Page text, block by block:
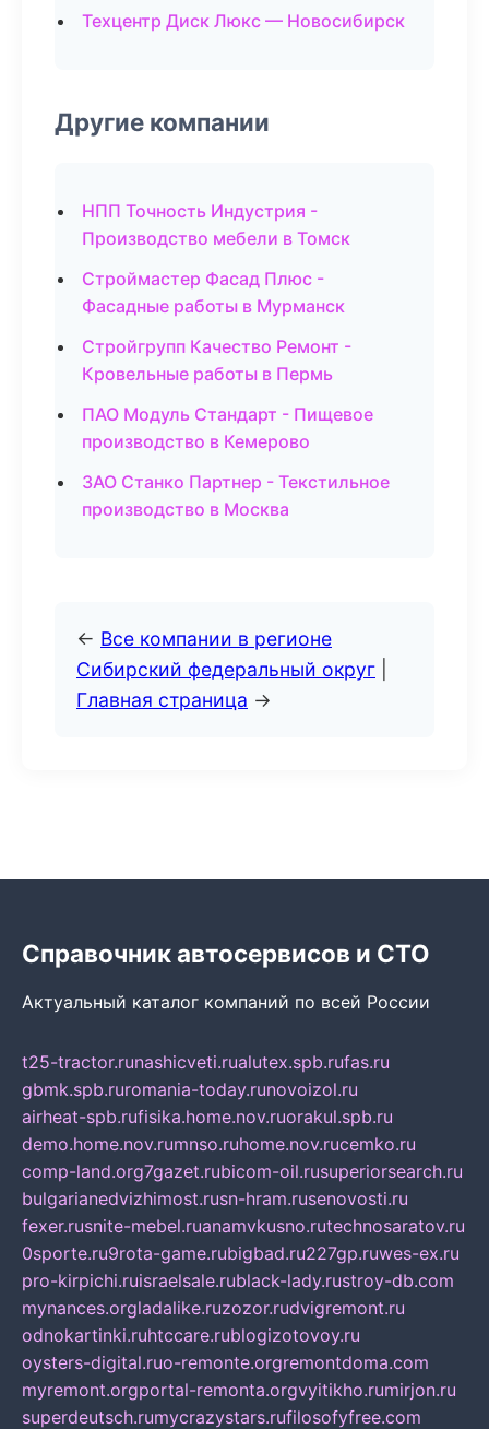
Техцентр Диск Люкс — Новосибирск
Другие компании
НПП Точность Индустрия -
Производство мебели в Томск
Строймастер Фасад Плюс -
Фасадные работы в Мурманск
Стройгрупп Качество Ремонт -
Кровельные работы в Пермь
ПАО Модуль Стандарт - Пищевое
производство в Кемерово
ЗАО Станко Партнер - Текстильное
производство в Москва
← Все компании в регионе
Сибирский федеральный округ
Главная страница →
Справочник автосервисов и СТО
Актуальный каталог компаний по всей России
t25-tractor.runashicveti.rualutex.spb.rufas.ru
gbmk.spb.ruromania-today.runovoizol.ru
airheat-spb.rufisika.home.nov.ruorakul.spb.ru
demo.home.nov.rumnso.ruhome.nov.rucemko.ru
comp-land.org7gazet.rubicom-oil.rusuperiorsearch.ru
bulgarianedvizhimost.rusn-hram.rusenovosti.ru
fexer.rusnite-mebel.ruanamvkusno.rutechnosaratov.ru
0sporte.ru9rota-game.rubigbad.ru227gp.ruwes-ex.ru
pro-kirpichi.ruisraelsale.rublack-lady.rustroy-db.com
mynances.orgladalike.ruzozor.rudvigremont.ru
odnokartinki.ruhtccare.rublogizotovoy.ru
oysters-digital.ruo-remonte.orgremontdoma.com
myremont.orgportal-remonta.orgvyitikho.rumirjon.ru
superdeutsch.rumycrazystars.rufilosofyfree.com